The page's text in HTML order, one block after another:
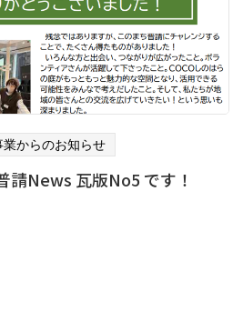
業からのお知らせ
請News 瓦版No5 です！